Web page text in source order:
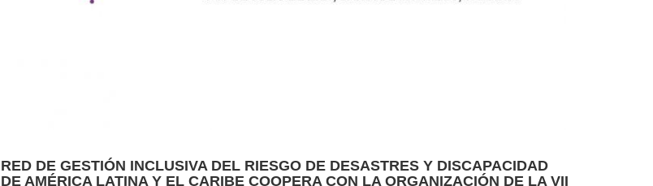
RED DE GESTIÓN INCLUSIVA DEL RIESGO DE DESASTRES Y DISCAPACIDAD
DE AMÉRICA LATINA Y EL CARIBE COOPERA CON LA ORGANIZACIÓN DE LA VII